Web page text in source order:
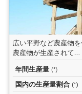
広い平野など農産物
農産物が生産されて...
年間生産量 (*)
国内の生産量割合 (*)